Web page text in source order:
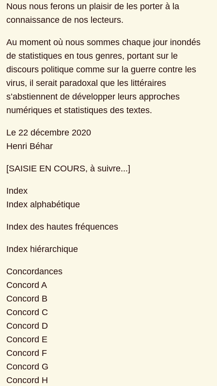
Nous nous ferons un plaisir de les porter à la
connaissance de nos lecteurs.
Au moment où nous sommes chaque jour inondés
de statistiques en tous genres, portant sur le
discours politique comme sur la guerre contre les
virus, il serait paradoxal que les littéraires
s’abstiennent de développer leurs approches
numériques et statistiques des textes.
Le 22 décembre 2020
Henri Béhar
[SAISIE EN COURS, à suivre...]
Index
Index alphabétique
Index des hautes fréquences
Index hiérarchique
Concordances
Concord A
Concord B
Concord C
Concord D
Concord E
Concord F
Concord G
Concord H